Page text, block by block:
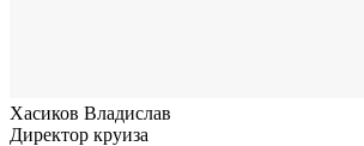
Хасиков Владислав
Директор круиза